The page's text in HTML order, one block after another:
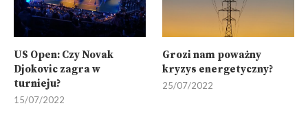
US Open: Czy Novak
Djokovic zagra w
turnieju?
15/07/2022
Grozi nam poważny
kryzys energetyczny?
25/07/2022